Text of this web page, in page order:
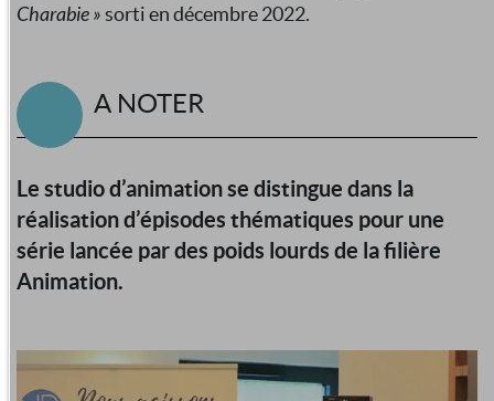
Charabie » sorti en décembre 2022.
A NOTER
Le studio d’animation se distingue dans la
réalisation d’épisodes thématiques pour une
série lancée par des poids lourds de la filière
Animation.